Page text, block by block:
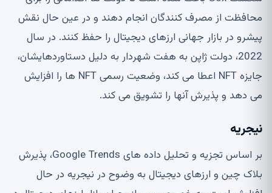
محافظت از مصرف کنندگان انجام دهند و در عین حال نقش
پیشرو در بازار جهانی ارزهای دیجیتال را حفظ کنند. در سال
2022، دولت ژاپن به هفت شهردار به دلیل دستاوردهایشان،
جایزه NFT اعطا می کند، وضعیت رسمی NFT ها را افزایش
می دهد و پذیرش آنها را تشویق می کند.
نیجریه
بر اساس تجزیه و تحلیل داده های Google Trends، پذیرش
بلاک چین و ارزهای دیجیتال به وضوح در نیجریه در حال